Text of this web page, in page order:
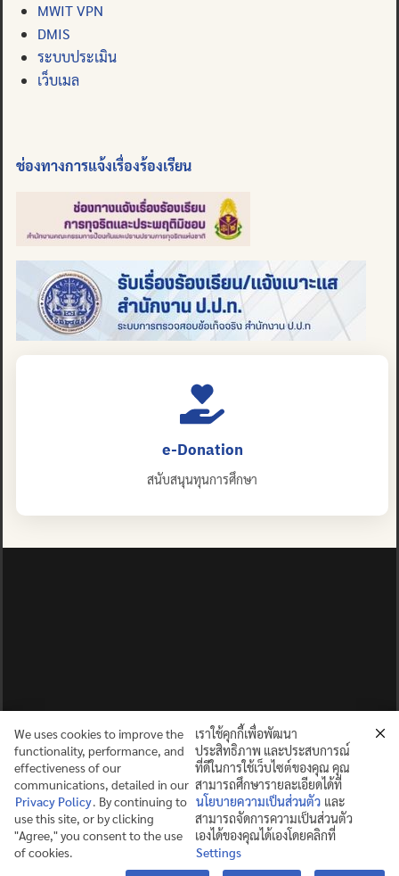
MWIT VPN
DMIS
ระบบประเมิน
เว็บเมล
ช่องทางการแจ้งเรื่องร้องเรียน
e-Donation
สนับสนุนทุนการศึกษา
ปญฺญาย ปริสุชฺฌติ (คนย่อมบริสุทธิ์ด้วยปัญญา)
©2025 MAHIDOL WITTAYANUSORN SCHOOL. ALL RIGHTS
RESERVED.
We uses cookies to improve the
functionality, performance, and
effectiveness of our
communications, detailed in our
Privacy Policy. By continuing to
use this site, or by clicking
"Agree," you consent to the use
of cookies.
เราใช้คุกกี้เพื่อพัฒนา
ประสิทธิภาพ และประสบการณ์
ที่ดีในการใช้เว็บไซต์ของคุณ คุณ
สามารถศึกษารายละเอียดได้ที่
นโยบายความเป็นส่วนตัว และ
สามารถจัดการความเป็นส่วนตัว
เองได้ของคุณได้เองโดยคลิกที่
Settings
Contact us